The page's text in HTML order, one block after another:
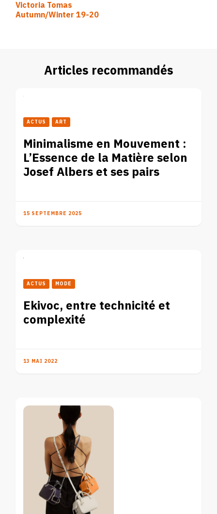
d’article
Victoria Tomas
Autumn/Winter 19-20
Articles recommandés
ACTUS ART
Minimalisme en Mouvement :
L’Essence de la Matière selon
Josef Albers et ses pairs
15 SEPTEMBRE 2025
ACTUS MODE
Ekivoc, entre technicité et
complexité
13 MAI 2022